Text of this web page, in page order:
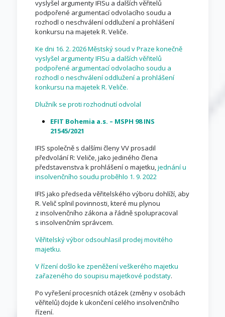
vyslyšel argumenty IFISu a dalších věřitelů
podpořené argumentací odvolacího soudu a
rozhodl o neschválení oddlužení a prohlášení
konkursu na majetek R. Veliče.
Ke dni 16. 2. 2026 Městský soud v Praze konečně
vyslyšel argumenty IFISu a dalších věřitelů
podpořené argumentací odvolacího soudu a
rozhodl o neschválení oddlužení a prohlášení
konkursu na majetek R. Veliče.
Dlužník se proti rozhodnutí odvolal
EFIT Bohemia a.s. – MSPH 98 INS
21545/2021
IFIS společně s dalšími členy VV prosadil
předvolání R: Veliče, jako jediného člena
představenstva k prohlášení o majetku,jednání u
insolvenčního soudu proběhlo 1. 9. 2022
IFIS jako předseda věřitelského výboru dohlíží, aby
R. Velič splnil povinnosti, které mu plynou
z insolvenčního zákona a řádně spolupracoval
s insolvenčním správcem.
Věřitelský výbor odsouhlasil prodej movitého
majetku.
V řízení došlo ke zpeněžení veškerého majetku
zařazeného do soupisu majetkové podstaty.
Po vyřešení procesních otázek (změny v osobách
věřitelů) dojde k ukončení celého insolvenčního
řízení.